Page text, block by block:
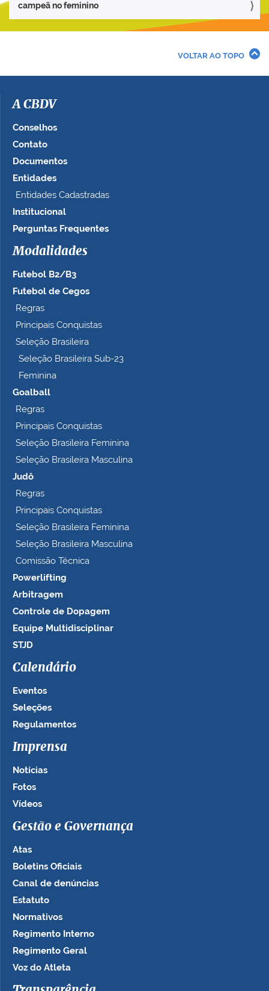
campeã no feminino
VOLTAR AO TOPO
A CBDV
Conselhos
Contato
Documentos
Entidades
Entidades Cadastradas
Institucional
Perguntas Frequentes
Modalidades
Futebol B2/B3
Futebol de Cegos
Regras
Principais Conquistas
Seleção Brasileira
Seleção Brasileira Sub-23
Feminina
Goalball
Regras
Principais Conquistas
Seleção Brasileira Feminina
Seleção Brasileira Masculina
Judô
Regras
Principais Conquistas
Seleção Brasileira Feminina
Seleção Brasileira Masculina
Comissão Técnica
Powerlifting
Arbitragem
Controle de Dopagem
Equipe Multidisciplinar
STJD
Calendário
Eventos
Seleções
Regulamentos
Imprensa
Notícias
Fotos
Vídeos
Gestão e Governança
Atas
Boletins Oficiais
Canal de denúncias
Estatuto
Normativos
Regimento Interno
Regimento Geral
Voz do Atleta